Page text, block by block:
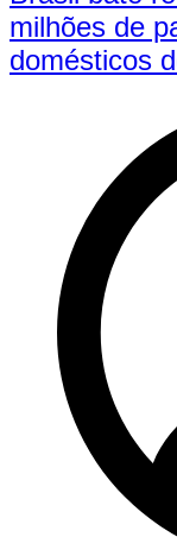
milhões de
domésticos